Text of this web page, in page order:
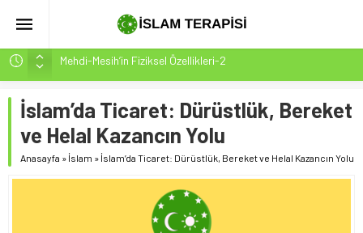
Mehdi-Mesih’in Fiziksel Özellikleri-2
Hakikatin Nihai Ölçüsü: Kur’an-ı Kerim’in Önceki Kitapları
Tasdiki ve Tahrifleri Arındırması
Peygamber Müjdesi Mehdi Mesih’in Gelişi Kitabımız
26.07.2026 Tarihinde Güncellenmiştir(ÇOK ÖNEMLİ)
İsrâ Sûresi(17) 1. Ayet’in 7 Dilde Yazılışı
SAKIN ÇOĞUNLUK SİZİ ALDATMASIN
İslam’da Ticaret: Dürüstlük, Bereket
ve Helal Kazancın Yolu
Anasayfa » İslam » İslam’da Ticaret: Dürüstlük, Bereket ve Helal Kazancın Yolu